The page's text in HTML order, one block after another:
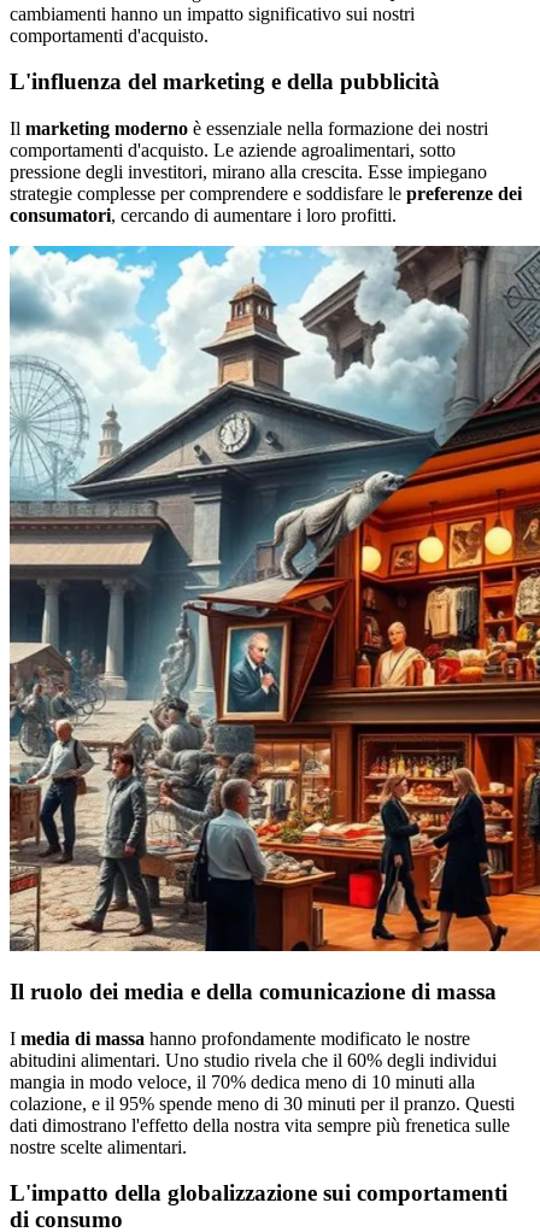
cambiamenti hanno un impatto significativo sui nostri
comportamenti d'acquisto.
L'influenza del marketing e della pubblicità
Il marketing moderno è essenziale nella formazione dei nostri
comportamenti d'acquisto. Le aziende agroalimentari, sotto
pressione degli investitori, mirano alla crescita. Esse impiegano
strategie complesse per comprendere e soddisfare le preferenze dei
consumatori, cercando di aumentare i loro profitti.
Il ruolo dei media e della comunicazione di massa
I media di massa hanno profondamente modificato le nostre
abitudini alimentari. Uno studio rivela che il 60% degli individui
mangia in modo veloce, il 70% dedica meno di 10 minuti alla
colazione, e il 95% spende meno di 30 minuti per il pranzo. Questi
dati dimostrano l'effetto della nostra vita sempre più frenetica sulle
nostre scelte alimentari.
L'impatto della globalizzazione sui comportamenti
di consumo